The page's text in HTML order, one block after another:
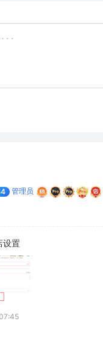
管理员